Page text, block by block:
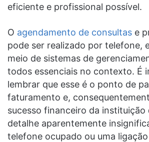
eficiente e profissional possível.
O agendamento de consultas e
pode ser realizado por telefone,
meio de sistemas de
todos essenciais no contexto. É
lembrar que esse é o ponto de
faturamento e,
sucesso financeiro da instituição
detalhe aparentemente
telefone ocupado ou uma